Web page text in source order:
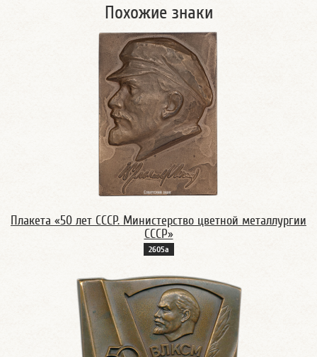
Похожие знаки
Плакета «50 лет СССР. Министерство цветной металлургии
СССР»
2605а